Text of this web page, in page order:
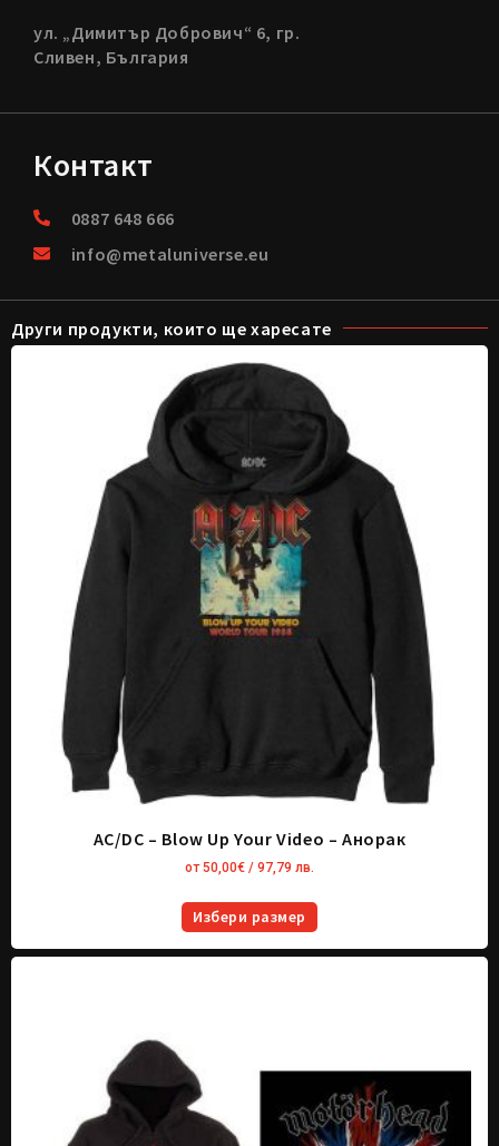
ул. „Димитър Добрович“ 6, гр.
Сливен, България
Контакт
0887 648 666
info@metaluniverse.eu
Други продукти, които ще харесате
AC/DC – Blow Up Your Video – Анорак
от50,00€ / 97,79 лв.
Избери размер